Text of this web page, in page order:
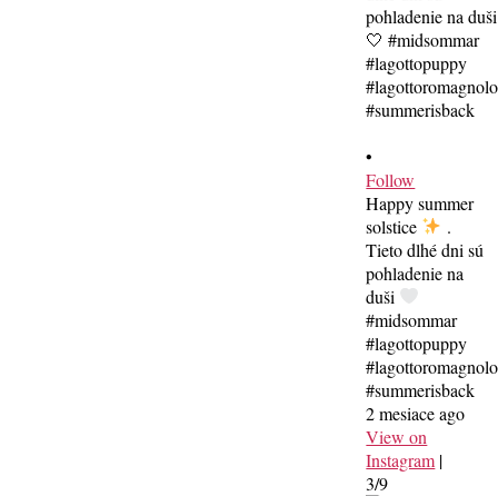
•
Follow
Happy summer
solstice
.
Tieto dlhé dni sú
pohladenie na
duši
#midsommar
#lagottopuppy
#lagottoromagnolo
#summerisback
2 mesiace ago
View on
Instagram |
3/9